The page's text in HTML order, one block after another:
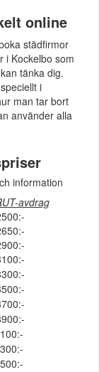
online
städfirmor
i Kockelbo som
tänka dig.
i
man tar bort
använder alla
information
avdrag